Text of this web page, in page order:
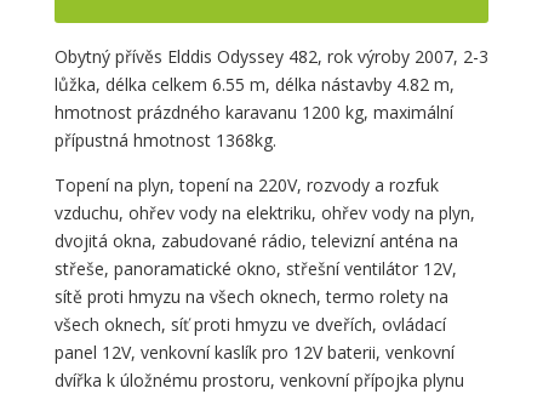
Obytný přívěs Elddis Odyssey 482, rok výroby 2007, 2-3
lůžka, délka celkem 6.55 m, délka nástavby 4.82 m,
hmotnost prázdného karavanu 1200 kg, maximální
přípustná hmotnost 1368kg.
Topení na plyn, topení na 220V, rozvody a rozfuk
vzduchu, ohřev vody na elektriku, ohřev vody na plyn,
dvojitá okna, zabudované rádio, televizní anténa na
střeše, panoramatické okno, střešní ventilátor 12V,
sítě proti hmyzu na všech oknech, termo rolety na
všech oknech, síť proti hmyzu ve dveřích, ovládací
panel 12V, venkovní kaslík pro 12V baterii, venkovní
dvířka k úložnému prostoru, venkovní přípojka plynu